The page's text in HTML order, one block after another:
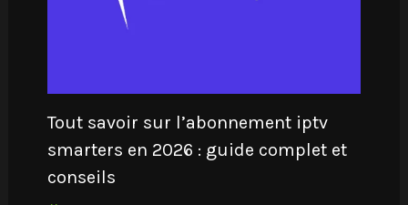
Tout savoir sur l’abonnement iptv
smarters en 2026 : guide complet et
conseils